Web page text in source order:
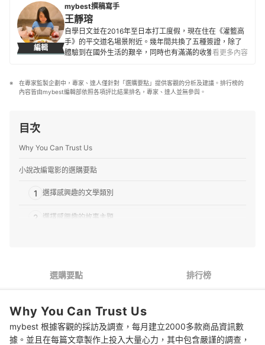
CATCHPLAY+、Giloo紀實影音等各大媒體平台與紙本刊
物。
地下電影的簡介
編輯
mybest撰稿寫手
王靜瑢
自學日文並在2016年至日本打工度假，現在住在《灌籃高
手》的平交道名場景附近。幾年間共換了五種簽證，除了
體驗到在國外生活的艱辛，同時也有滿滿的收獲。 在日本
對讀者們有幫助的資訊。
王靜瑢的簡介
看更多內容
在專家監製企劃中，專家、達人僅針對「選購要點」提供客觀的分析及建議。排行榜的
內容皆由mybest編輯部依照各項評比結果排名，專家、達人並無參與。
目次
Why You Can Trust Us
小說改編電影的選購要點
1 選擇感興趣的文學類別
2 選擇感興趣的故事主題
5 追求藝術價值可選影展入圍電影
推薦十大小說改編電影人氣排行榜
專家解惑！選購小說改編電影的常見問題
選購要點 排行榜
Why You Can Trust Us
mybest 根據客觀的採訪及調查，每月建立2000多款商品資訊數
據。並且在每篇文章製作上投入大量心力，其中包含嚴謹的調查，